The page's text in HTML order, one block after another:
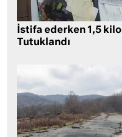
İstifa ederken 1,5
Tutuklandı